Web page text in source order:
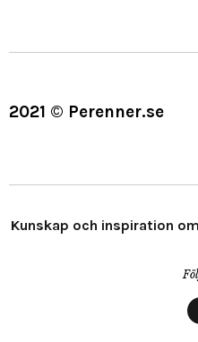
2021 © Perenner.se
Kunskap och inspiration